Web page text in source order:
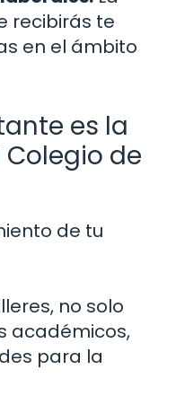
recibirás te
en el ámbito
es la
de
de tu
no solo
académicos,
para la